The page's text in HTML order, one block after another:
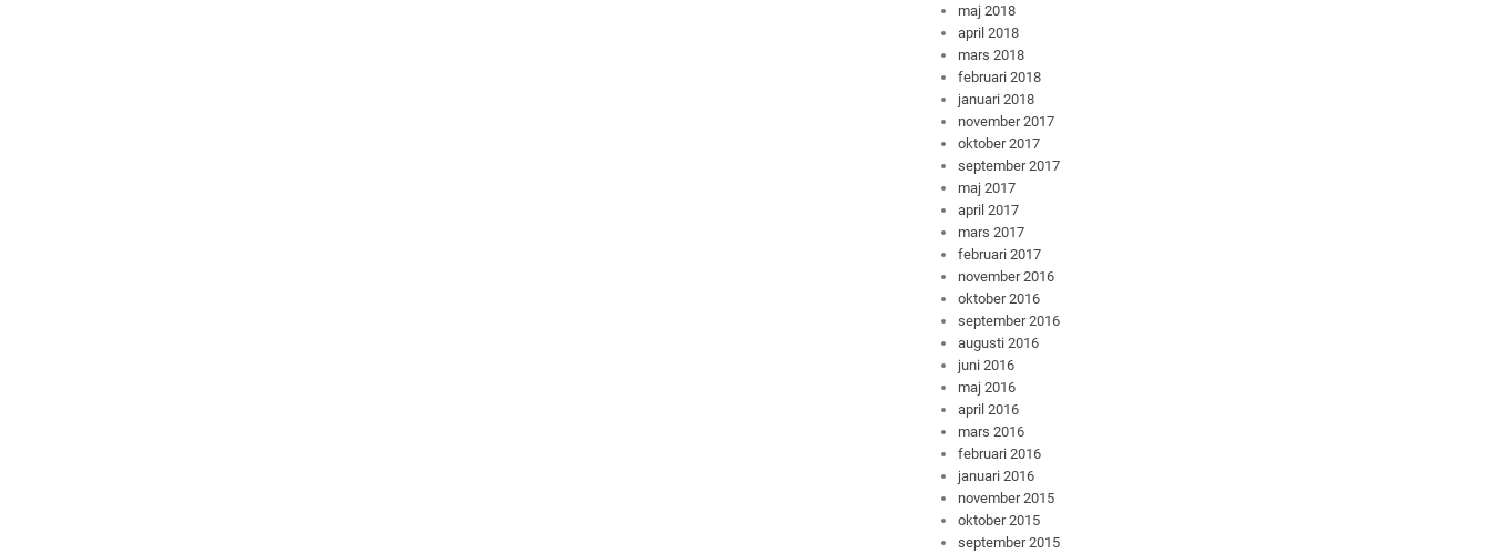
maj 2018
april 2018
mars 2018
februari 2018
januari 2018
november 2017
oktober 2017
september 2017
maj 2017
april 2017
mars 2017
februari 2017
november 2016
oktober 2016
september 2016
augusti 2016
juni 2016
maj 2016
april 2016
mars 2016
februari 2016
januari 2016
november 2015
oktober 2015
september 2015